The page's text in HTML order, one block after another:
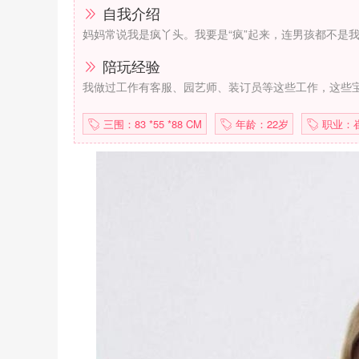
自我介绍
妈妈常说我是疯丫头。我要是“疯”起来，连男孩都不是
陪玩经验
我做过工作有客服、园艺师、装订员等这些工作，这些
三围：83 *55 *88 CM 年龄：22岁 职业：